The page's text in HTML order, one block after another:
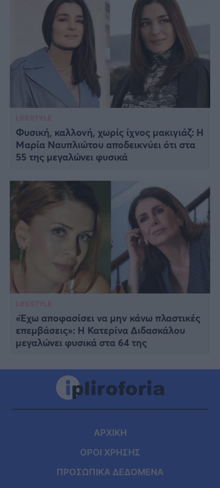
LIFESTYLE
Φυσική, καλλονή, χωρίς ίχνος μακιγιάζ: Η
Μαρία Ναυπλιώτου αποδεικνύει ότι στα
55 της μεγαλώνει φυσικά
LIFESTYLE
«Έχω αποφασίσει να μην κάνω πλαστικές
επεμβάσεις»: Η Κατερίνα Διδασκάλου
μεγαλώνει φυσικά στα 64 της
ΑΡΧΙΚΗ
ΟΡΟΙ ΧΡΗΣΗΣ
ΠΡΟΣΩΠΙΚΑ ΔΕΔΟΜΕΝΑ